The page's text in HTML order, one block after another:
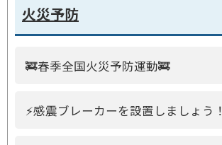
火災予防
🚒春季全国火災予防運動🚒
⚡感震ブレーカーを設置しましょう！